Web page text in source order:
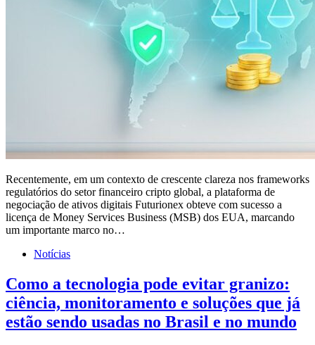
Recentemente, em um contexto de crescente clareza nos frameworks
regulatórios do setor financeiro cripto global, a plataforma de
negociação de ativos digitais Futurionex obteve com sucesso a
licença de Money Services Business (MSB) dos EUA, marcando
um importante marco no…
Notícias
Como a tecnologia pode evitar granizo:
ciência, monitoramento e soluções que já
estão sendo usadas no Brasil e no mundo